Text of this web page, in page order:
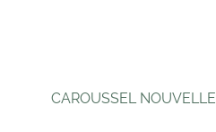
CAROUSSEL NOUVELLE